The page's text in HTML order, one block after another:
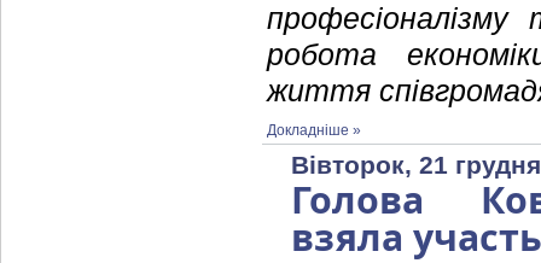
робота
життя
Докладніше »
Вівторок, 21
Голова
взяла